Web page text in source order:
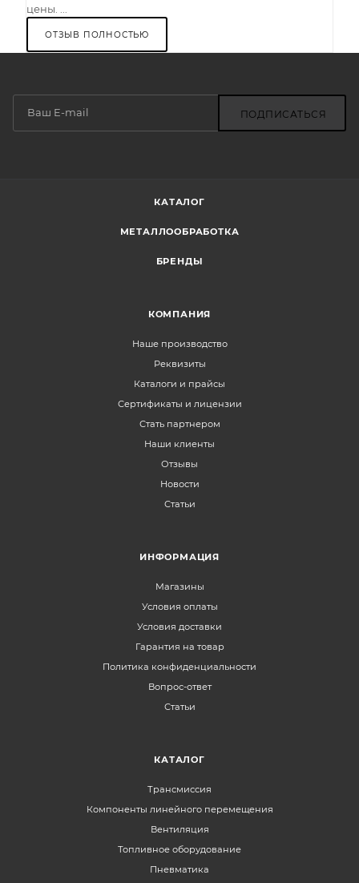
цены. ...
ОТЗЫВ ПОЛНОСТЬЮ
ПОДПИСАТЬСЯ
КАТАЛОГ
МЕТАЛЛООБРАБОТКА
БРЕНДЫ
КОМПАНИЯ
Наше производство
Реквизиты
Каталоги и прайсы
Сертификаты и лицензии
Стать партнером
Наши клиенты
Отзывы
Новости
Статьи
ИНФОРМАЦИЯ
Магазины
Условия оплаты
Условия доставки
Гарантия на товар
Политика конфиденциальности
Вопрос-ответ
Статьи
КАТАЛОГ
Трансмиссия
Компоненты линейного перемещения
Вентиляция
Топливное оборудование
Пневматика